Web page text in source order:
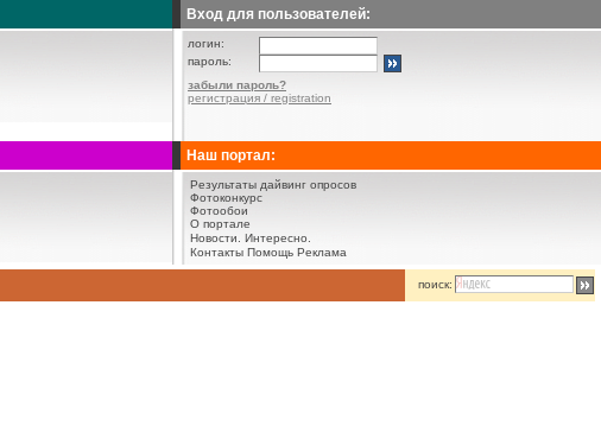
Вход для пользователей:
логин:
пароль:
забыли пароль?
регистрация / registration
Наш портал:
Результаты дайвинг опросов
Фотоконкурс
Фотообои
О портале
Новости.
Интересно.
Контакты Помощь Реклама
поиск: